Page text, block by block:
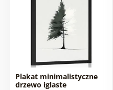
Plakat minimalistyczne
drzewo iglaste